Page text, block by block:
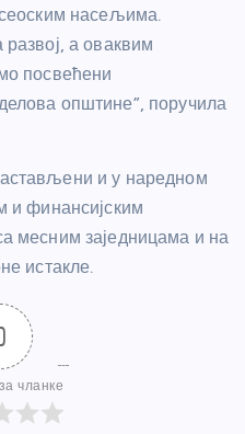
насељима.
а оваквим
посвећени
општине”, поручила
и у наредном
и финансијским
месним заједницама и на
истакле.
чланке